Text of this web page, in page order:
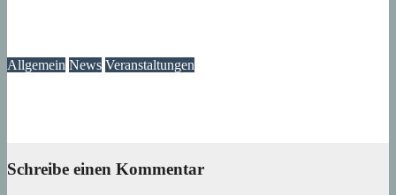
Allgemein News Veranstaltungen
Schreibe einen Kommentar